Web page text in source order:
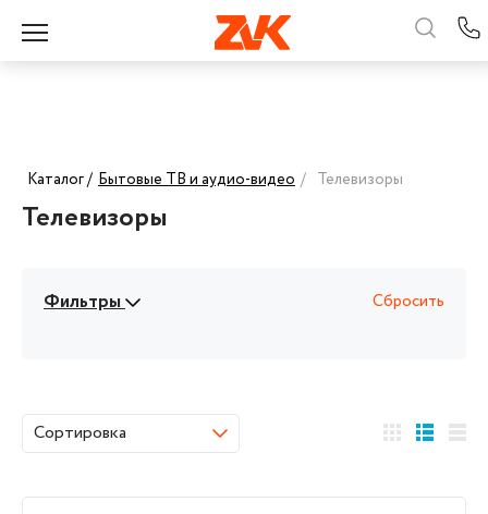
Каталог / Бытовые ТВ и аудио-видео / Телевизоры
Телевизоры
Сортировка
Фильтры Сбросить